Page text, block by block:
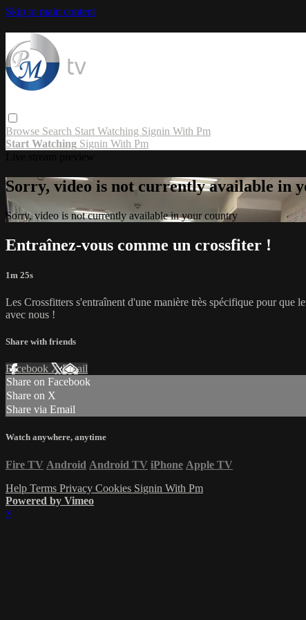
Skip to main content
Browse Search Start Watching Signin With Pm
Start Watching Signin With Pm
Sorry, video is not currently available in
Sorry, video is not currently available in your country
Entraînez-vous comme un crossfiter !
1m 25s
Les Crossfitters s'entraînent d'une manière très spécifique pour que
avec nous !
Share with friends
Facebook XEmail
Share on Facebook
Share on X
Share via Email
Watch anywhere, anytime
Fire TV Android Android TV iPhone Apple TV
Help Terms Privacy Cookies Signin With Pm
Powered by Vimeo
×